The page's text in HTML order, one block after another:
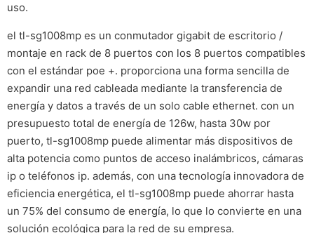
uso.
el tl-sg1008mp es un conmutador gigabit de escritorio /
montaje en rack de 8 puertos con los 8 puertos compatibles
con el estándar poe +. proporciona una forma sencilla de
expandir una red cableada mediante la transferencia de
energía y datos a través de un solo cable ethernet. con un
presupuesto total de energía de 126w, hasta 30w por
puerto, tl-sg1008mp puede alimentar más dispositivos de
alta potencia como puntos de acceso inalámbricos, cámaras
ip o teléfonos ip. además, con una tecnología innovadora de
eficiencia energética, el tl-sg1008mp puede ahorrar hasta
un 75% del consumo de energía, lo que lo convierte en una
solución ecológica para la red de su empresa.